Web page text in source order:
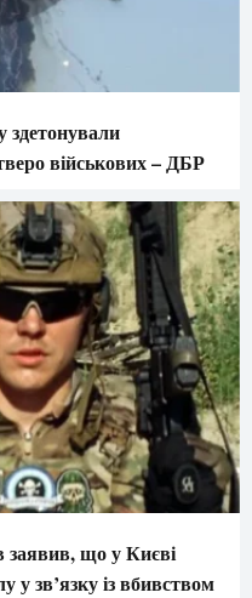
здетонували
військових – ДБР
що у Києві
у зв’язку із вбивством